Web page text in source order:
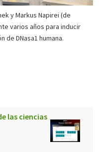
y Markus Napirei (de
varios años para inducir
de DNasa1 humana.
las ciencias